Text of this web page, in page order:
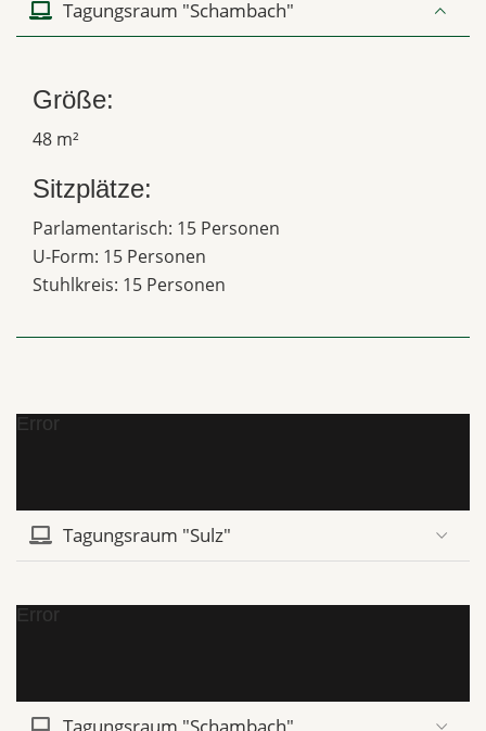
Tagungsraum "Schambach"
Größe:
48 m²
Sitzplätze:
Parlamentarisch: 15 Personen
U-Form: 15 Personen
Stuhlkreis: 15 Personen
Error
Tagungsraum "Sulz"
Error